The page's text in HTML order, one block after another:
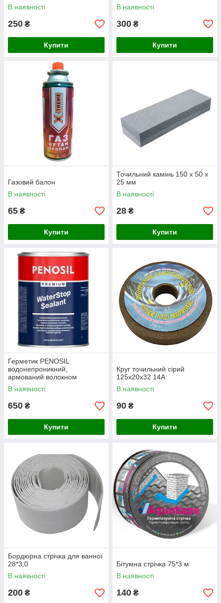
В наявності
250 ₴
Купити
В наявності
300 ₴
Купити
Газовий балон
В наявності
65 ₴
Купити
Точильний камінь 150 х 50 х
25 мм
В наявності
28 ₴
Купити
Герметик PENOSIL
водонепроникний,
армований волокном
WaterStop 1 л
В наявності
650 ₴
Купити
Круг точильний сірий
125х20х32 14А
В наявності
90 ₴
Купити
Бордюрна стрічка для ванної
28*3,0
В наявності
200 ₴
Бітумна стрічка 75*3 м
В наявності
140 ₴